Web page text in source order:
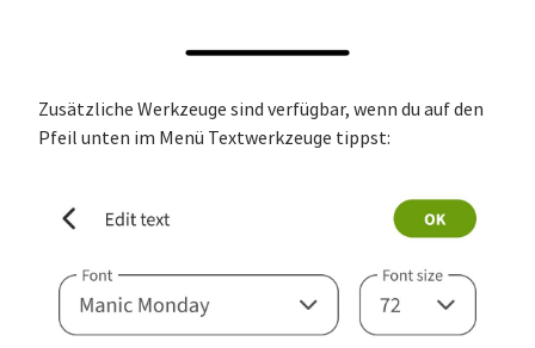
Zusätzliche Werkzeuge sind verfügbar, wenn du auf den
Pfeil unten im Menü Textwerkzeuge tippst: